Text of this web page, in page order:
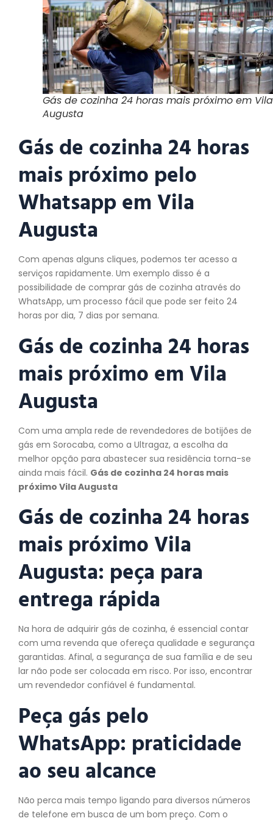
Gás de cozinha 24 horas mais próximo em Vila
Augusta
Gás de cozinha 24 horas
mais próximo pelo
Whatsapp em Vila
Augusta
Com apenas alguns cliques, podemos ter acesso a
serviços rapidamente. Um exemplo disso é a
possibilidade de comprar gás de cozinha através do
WhatsApp, um processo fácil que pode ser feito 24
horas por dia, 7 dias por semana.
Gás de cozinha 24 horas
mais próximo em Vila
Augusta
Com uma ampla rede de revendedores de botijões de
gás em Sorocaba, como a Ultragaz, a escolha da
melhor opção para abastecer sua residência torna-se
ainda mais fácil. Gás de cozinha 24 horas mais
próximo Vila Augusta
Gás de cozinha 24 horas
mais próximo Vila
Augusta: peça para
entrega rápida
Na hora de adquirir gás de cozinha, é essencial contar
com uma revenda que ofereça qualidade e segurança
garantidas. Afinal, a segurança de sua família e de seu
lar não pode ser colocada em risco. Por isso, encontrar
um revendedor confiável é fundamental.
Peça gás pelo
WhatsApp: praticidade
ao seu alcance
Não perca mais tempo ligando para diversos números
de telefone em busca de um bom preço. Com o